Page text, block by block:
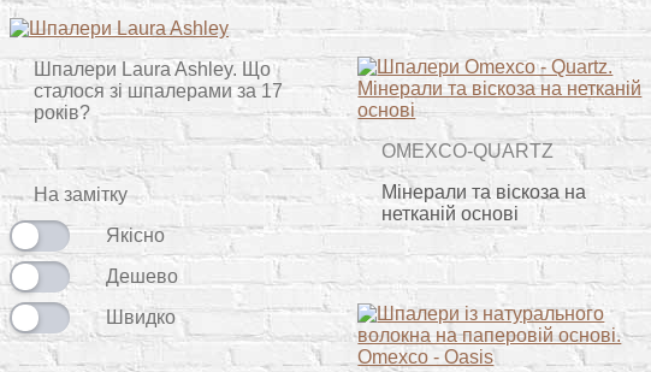
OMEXCO-QUARTZ
Мінерали та віскоза на
нетканій основі
Шпалери Laura Ashley. Що
сталося зі шпалерами за 17
років?
На замітку
Якісно
Дешево
Швидко